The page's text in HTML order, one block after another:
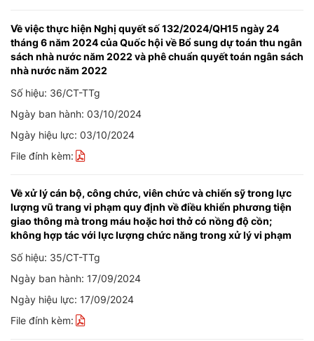
Về việc thực hiện Nghị quyết số 132/2024/QH15 ngày 24
tháng 6 năm 2024 của Quốc hội về Bổ sung dự toán thu ngân
sách nhà nước năm 2022 và phê chuẩn quyết toán ngân sách
nhà nước năm 2022
Số hiệu: 36/CT-TTg
Ngày ban hành: 03/10/2024
Ngày hiệu lực: 03/10/2024
File đính kèm:
Về xử lý cán bộ, công chức, viên chức và chiến sỹ trong lực
lượng vũ trang vi phạm quy định về điều khiển phương tiện
giao thông mà trong máu hoặc hơi thở có nồng độ cồn;
không hợp tác với lực lượng chức năng trong xử lý vi phạm
Số hiệu: 35/CT-TTg
Ngày ban hành: 17/09/2024
Ngày hiệu lực: 17/09/2024
File đính kèm: